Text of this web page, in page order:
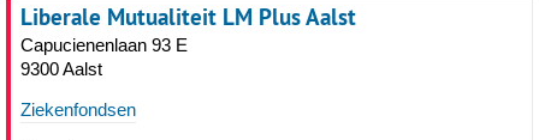
Liberale Mutualiteit LM Plus Aalst
Capucienenlaan 93 E
9300 Aalst
Ziekenfondsen